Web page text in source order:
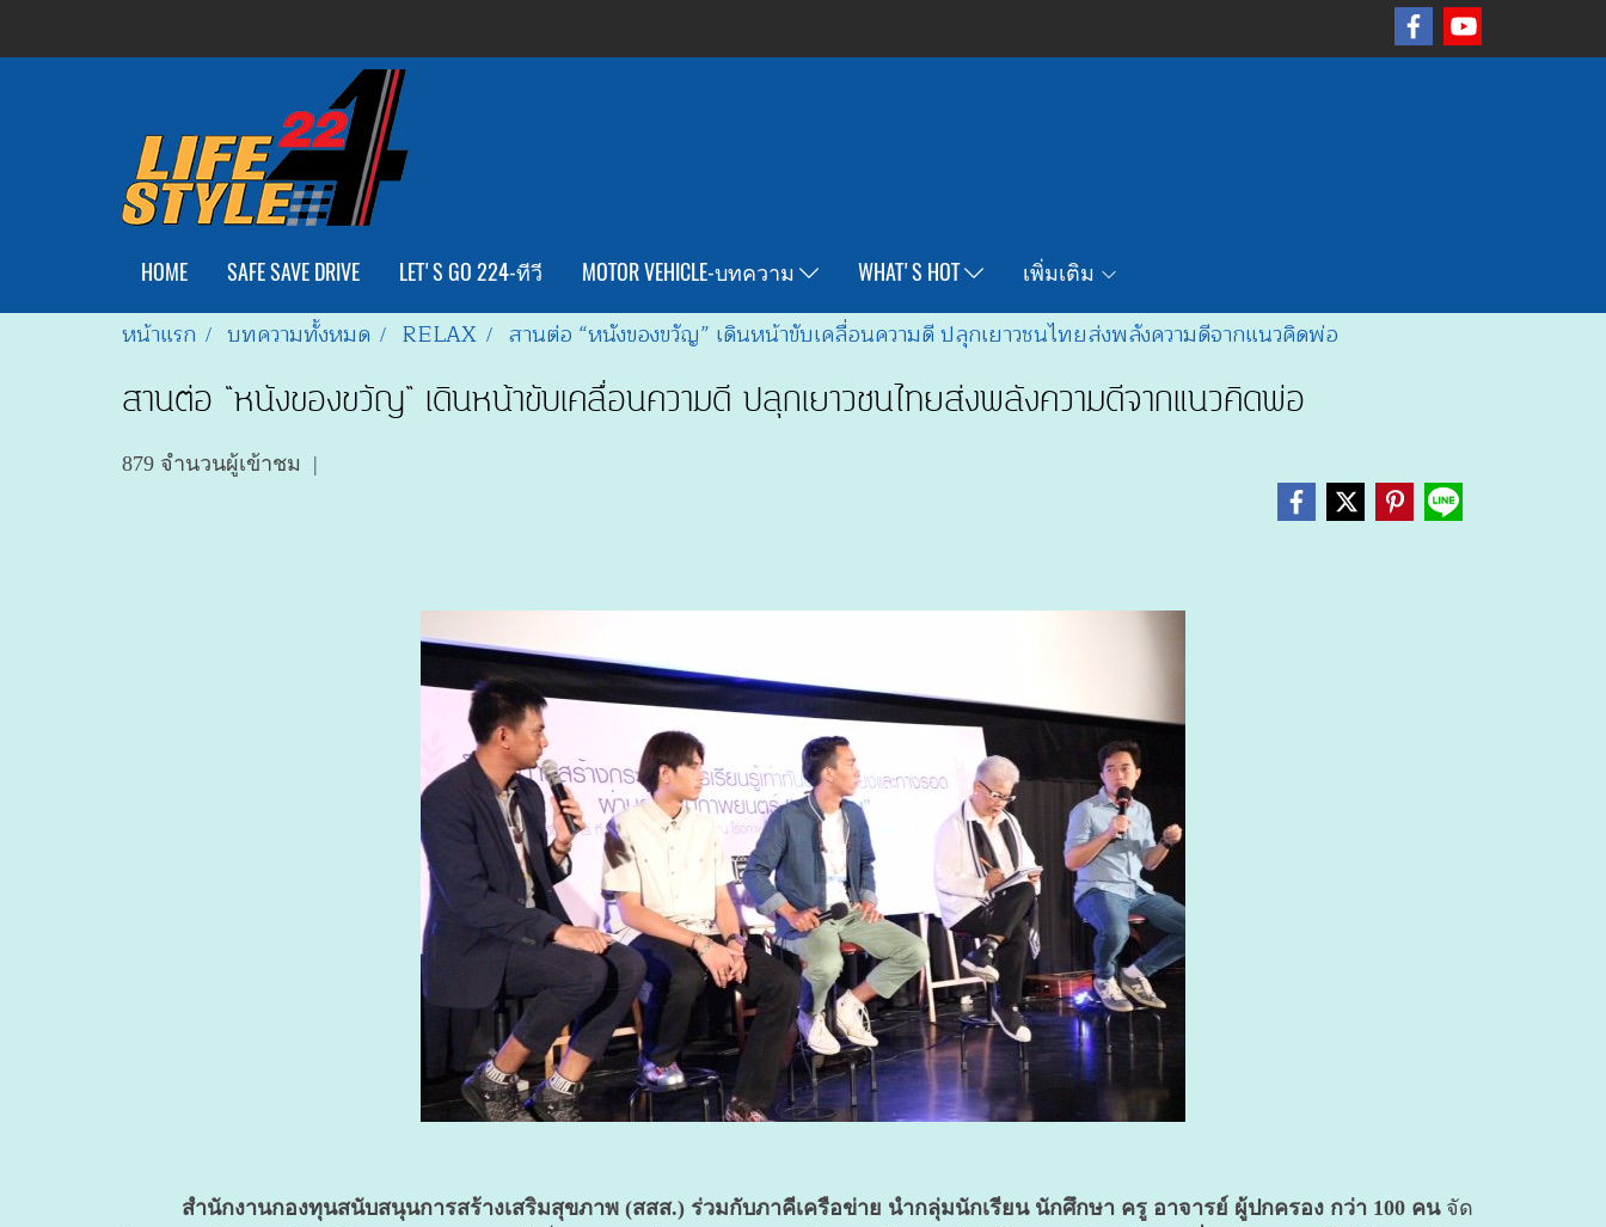
HOME SAFE SAVE DRIVE LET'S GO 224-ทีวี MOTOR VEHICLE-บทความ WHAT'S HOT เพิ่มเติม
หน้าแรก บทความทั้งหมด RELAX สานต่อ “หนังของขวัญ” เดินหน้าขับเคลื่อนความดี ปลุกเยาวชนไทยส่งพลังความดีจากแนวคิดพ่อ
สานต่อ “หนังของขวัญ” เดินหน้าขับเคลื่อนความดี ปลุกเยาวชนไทยส่งพลังความดีจากแนวคิดพ่อ
879 จำนวนผู้เข้าชม |
สำนักงานกองทุนสนับสนุนการสร้างเสริมสุขภาพ (สสส.) ร่วมกับภาคีเครือข่าย นำกลุ่มนักเรียน นักศึกษา ครู อาจารย์ ผู้ปกครอง กว่า 100 คนจัด